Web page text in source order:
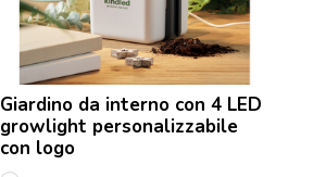
Giardino da interno con 4 LED
growlight personalizzabile
con logo